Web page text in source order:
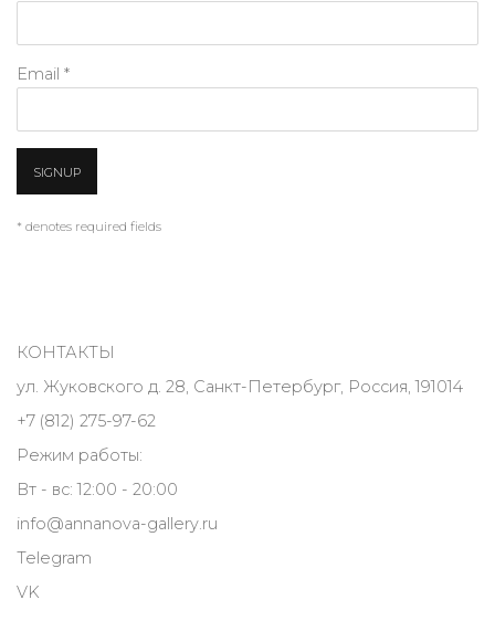
Email *
SIGNUP
* denotes required fields
КОНТАКТЫ
ул. Жуковского д. 28, Санкт-Петербург, Россия, 191014
+7 (812) 275-97-62
Режим работы:
Вт - вс: 12:00 - 20:00
info@annanova-gallery.ru
Telegram
VK